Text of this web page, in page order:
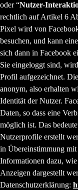
oder “Nutzer-
rechtlich auf Artikel 6
Pixel wird von
besuchen, und kann
sich dann in Facebook
Sie eingeloggt sind,
Profil aufgezeichnet.
anonym, also erhalten
Identität der Nutzer.
Daten, so dass eine
möglich ist. Das
Nutzerprofile erstellt
in Übereinstimmung mit
Informationen dazu,
Anzeigen dargestellt
Datenschutzerklärung: